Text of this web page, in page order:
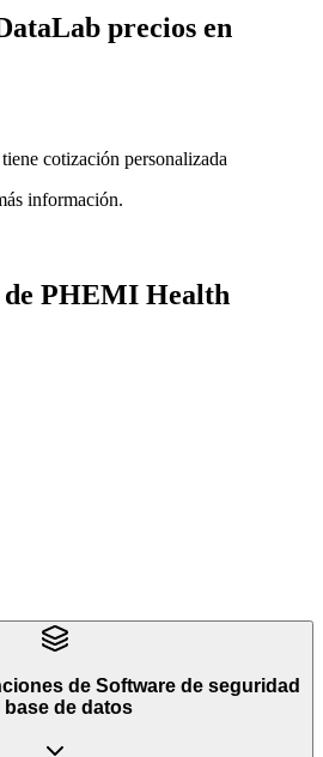
precios en
tiene cotización personalizada
información.
PHEMI Health
de Software de seguridad
base de datos